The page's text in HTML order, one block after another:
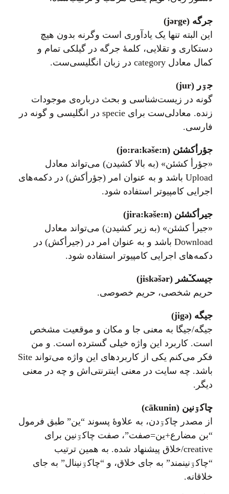
جرگه (jərge)
اين البته تنها یک یادآوری است وگرنه بدون هیچ
دستکاری و تقلایی، کلمهٔ جرگه در گیلکی تمام و
کمال معادل category در زبان انگلیسی‌ست.
جۊر (jur)
گونه در زیست‌شناسی و بحث درباره‌ی موجودات
زنده. معادلی‌ست برای specie در انگلیسی و گونه در
فارسی.
جؤرأکشئن (jo:ra:kəše:n)
«جؤرأ کشئن» (به بالا کشیدن) می‌تواند معادل
Upload باشد و به عنوان امر (جؤرأکش) در دکمه‌های
اجرایی کامپیوتر استفاده شود.
جيرأکشئن (jira:kəše:n)
«جیرأ کشئن» (به زیر کشیدن) می‌تواند معادل
Download باشد و به عنوان امر در (جیرأکش) در
دکمه‌های اجرایی کامپیوتر استفاده شود.
جیسکـٚشر (jiskəšər)
حریم شخصی، حريم خصوصی.
جيگه (jigə)
جیگه/جیگا به معنی جا و مکان و موقعیت مشخص
است. کاربرد این واژه خیلی گسترده است. و من
فکر می‌کنم یکی از کاربردهای این واژه می‌تواند Site
باشد. چه سایت در معنی اینترنتی‌اش و چه در معنی
دیگر.
چاکۊنين (cākunin)
از مصدر چاکۊدن، به علاوهٔ پسوند “ين” طبق فرمول
“بن مضارع+ين=صفت”، صفت چاکۊنين برای
creative/خلاق پيشنهاد شده. به همين ترتيب
“چاکۊنينمند” به جای خلاق، و “چاکۊنينال” به جای
خلاقانه.